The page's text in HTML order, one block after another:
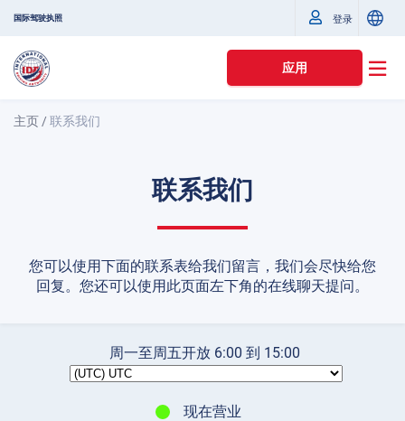
国际驾驶执照 登录
应用
主页 /联系我们
联系我们
您可以使用下面的联系表给我们留言，我们会尽快给您
回复。您还可以使用此页面左下角的在线聊天提问。
周一至周五开放 6:00 到 15:00
现在营业